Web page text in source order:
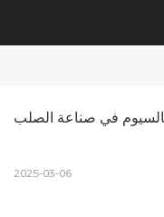
في صناعة الصلب
2025-03-06